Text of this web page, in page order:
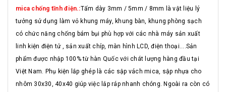
mica chống tĩnh điện.:Tấm dày 3mm / 5mm / 8mm là vật liệu lý
tưởng sử dụng làm vỏ khung máy, khung bàn, khung phòng sạch
có chức năng chống bám bụi phù hợp với các nhà máy sản xuất
linh kiện điện tử , sản xuất chíp, màn hình LCD, điện thoại....Sản
phẩm được nhập 100% từ hàn Quốc với chát lượng hàng đầu tại
Việt Nam. Phụ kiện lắp ghép là các sập vách mica, sập nhựa cho
nhôm 30x30, 40x40 giúp việc lắp ráp nhanh chóng. Ngoài ra còn có